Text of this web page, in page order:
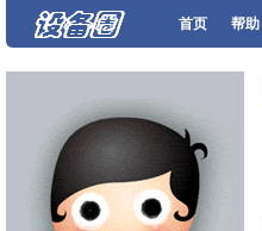
首页 帮助